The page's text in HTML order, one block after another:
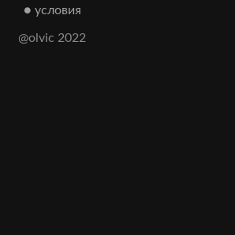
● условия
@olvic 2022